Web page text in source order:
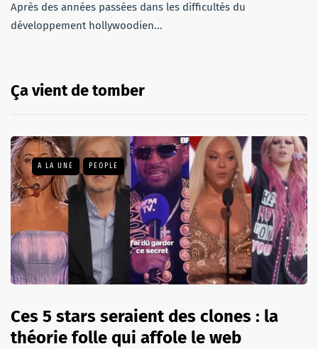
Après des années passées dans les difficultés du
développement hollywoodien...
Ça vient de tomber
A LA UNE PEOPLE
Ces 5 stars seraient des clones : la
théorie folle qui affole le web